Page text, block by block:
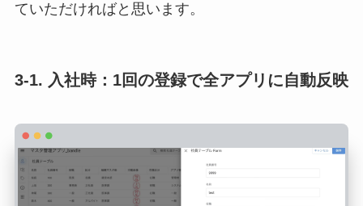
ていただければと思います。
3-1. 入社時：1回の登録で全アプリに自動反映